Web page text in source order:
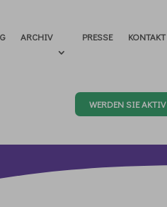
ARCHIV PRESSE KONTAKT
WERDEN SIE AKTIV